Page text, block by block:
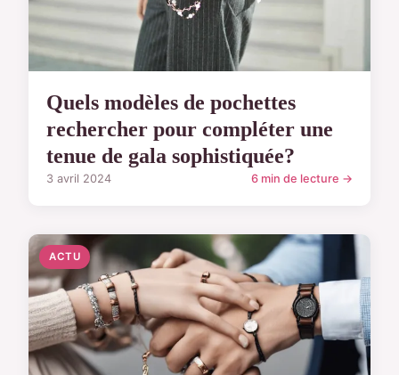
Quels modèles de pochettes
rechercher pour compléter une
tenue de gala sophistiquée?
3 avril 2024 6 min de lecture →
ACTU